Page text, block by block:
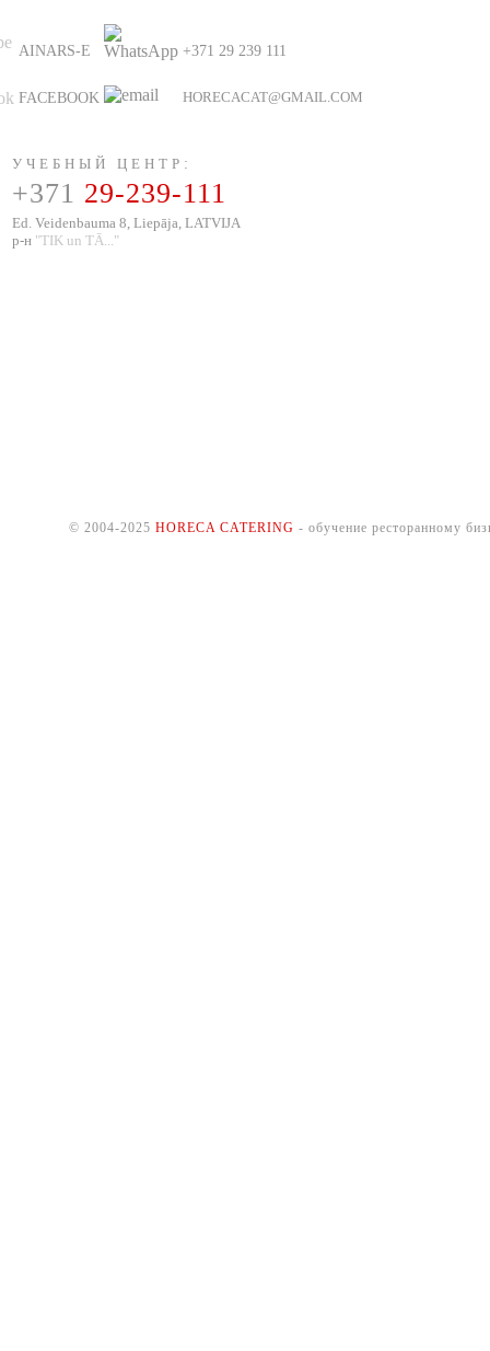
AINARS-E +371 29 239 111
FACEBOOK HORECACAT@GMAIL.COM
УЧЕБНЫЙ ЦЕНТР :
+371 29-239-111
Ed. Veidenbauma 8, Liepāja, LATVIJA
р-н "TIK un TĀ..."
© 2004-2025 HORECA CATERING - обучение ресторанному